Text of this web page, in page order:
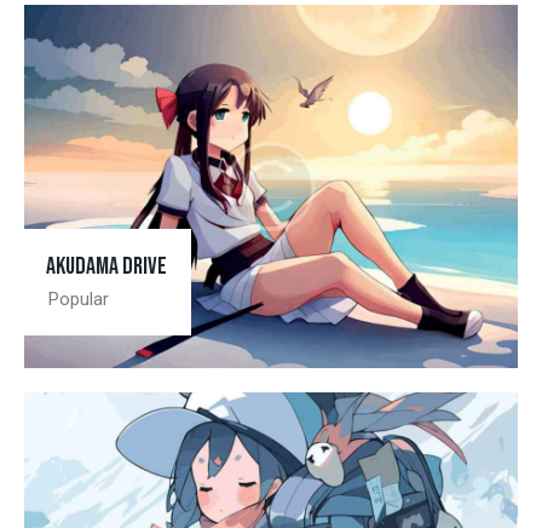
Akudama drive
Popular